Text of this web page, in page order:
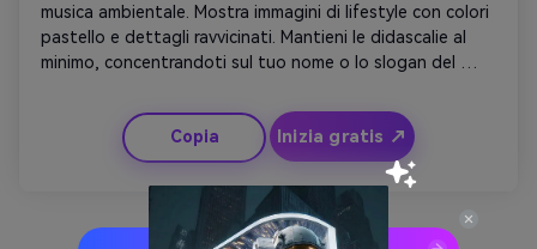
musica ambientale. Mostra immagini di lifestyle con colori
pastello e dettagli ravvicinati. Mantieni le didascalie al
minimo, concentrandoti sul tuo nome o lo slogan del
fuoco in modo naturale. Concludete con il vostro logo
che appare elegantemente con un delicato sbiadimento.
Perfetto per i creatori che desiderano un'introduzione
artistica e moderna al canale.
Copia Inizia gratis ↗